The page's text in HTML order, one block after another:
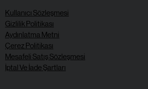
Kullanıcı Sözleşmesi
Gizlilik Politikası
Aydınlatma Metni
Çerez Politikası
Mesafeli Satış Sözleşmesi
İptal Ve İade Şartları